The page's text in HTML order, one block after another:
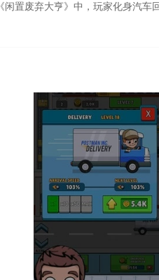
《闲置废弃大亨》中，玩家化身汽